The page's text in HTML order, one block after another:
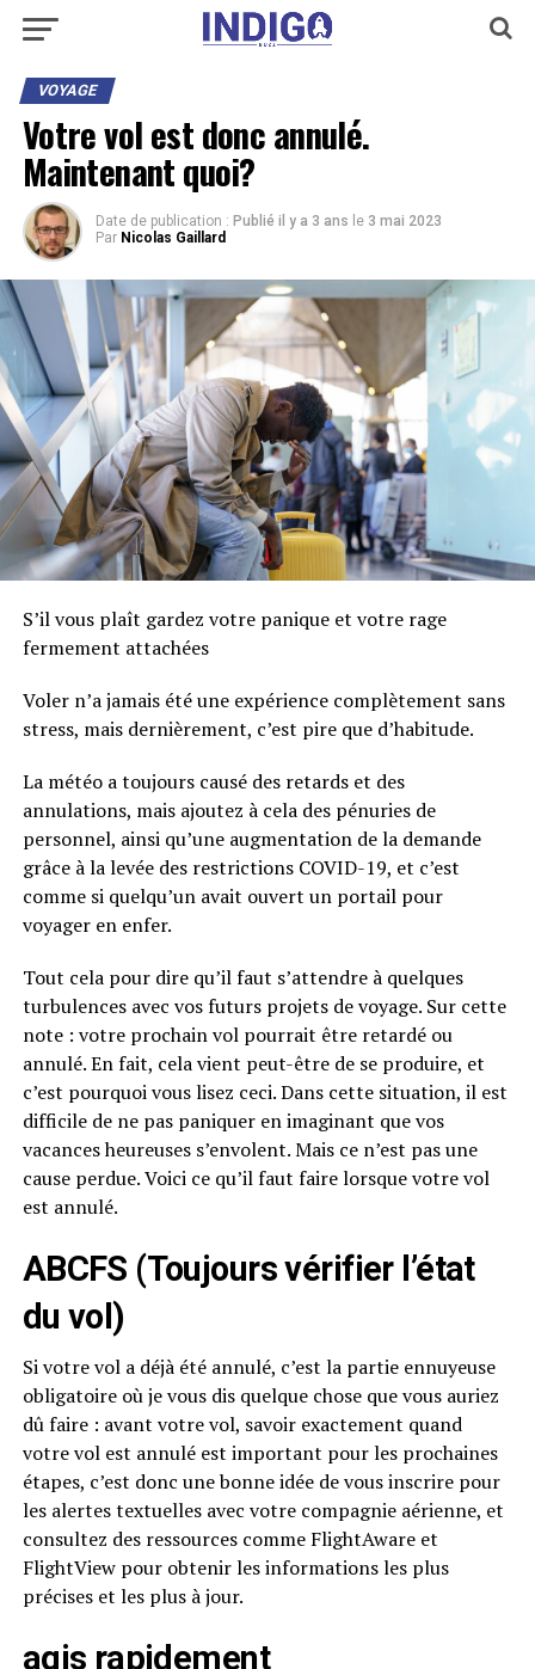
VOYAGE
Votre vol est donc annulé.
Maintenant quoi?
Date de publication : Publié il y a 3 ans le 3 mai 2023
Par Nicolas Gaillard
S’il vous plaît gardez votre panique et votre rage
fermement attachées
Voler n’a jamais été une expérience complètement sans
stress, mais dernièrement, c’est pire que d’habitude.
La météo a toujours causé des retards et des
annulations, mais ajoutez à cela des pénuries de
personnel, ainsi qu’une augmentation de la demande
grâce à la levée des restrictions COVID-19, et c’est
comme si quelqu’un avait ouvert un portail pour
voyager en enfer.
Tout cela pour dire qu’il faut s’attendre à quelques
turbulences avec vos futurs projets de voyage. Sur cette
note : votre prochain vol pourrait être retardé ou
annulé. En fait, cela vient peut-être de se produire, et
c’est pourquoi vous lisez ceci. Dans cette situation, il est
difficile de ne pas paniquer en imaginant que vos
vacances heureuses s’envolent. Mais ce n’est pas une
cause perdue. Voici ce qu’il faut faire lorsque votre vol
est annulé.
ABCFS (Toujours vérifier l’état
du vol)
Si votre vol a déjà été annulé, c’est la partie ennuyeuse
obligatoire où je vous dis quelque chose que vous auriez
dû faire : avant votre vol, savoir exactement quand
votre vol est annulé est important pour les prochaines
étapes, c’est donc une bonne idée de vous inscrire pour
les alertes textuelles avec votre compagnie aérienne, et
consultez des ressources comme FlightAware et
FlightView pour obtenir les informations les plus
précises et les plus à jour.
agis rapidement